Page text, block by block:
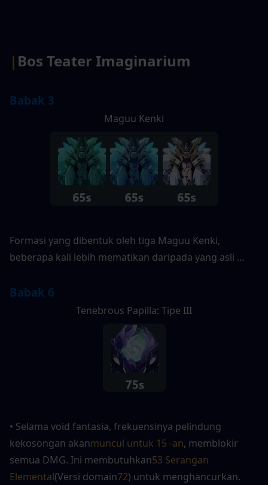
| Bos Teater Imaginarium
Babak 3
Maguu Kenki
Formasi yang dibentuk oleh tiga Maguu Kenki,
beberapa kali lebih mematikan daripada yang asli ...
Babak 6
Tenebrous Papilla: Tipe III
• Selama void fantasia, frekuensinya pelindung
kekosongan akanmuncul untuk 15 -an, memblokir
semua DMG. Ini membutuhkan53 Serangan
Elemental(Versi domain72) untuk menghancurkan.